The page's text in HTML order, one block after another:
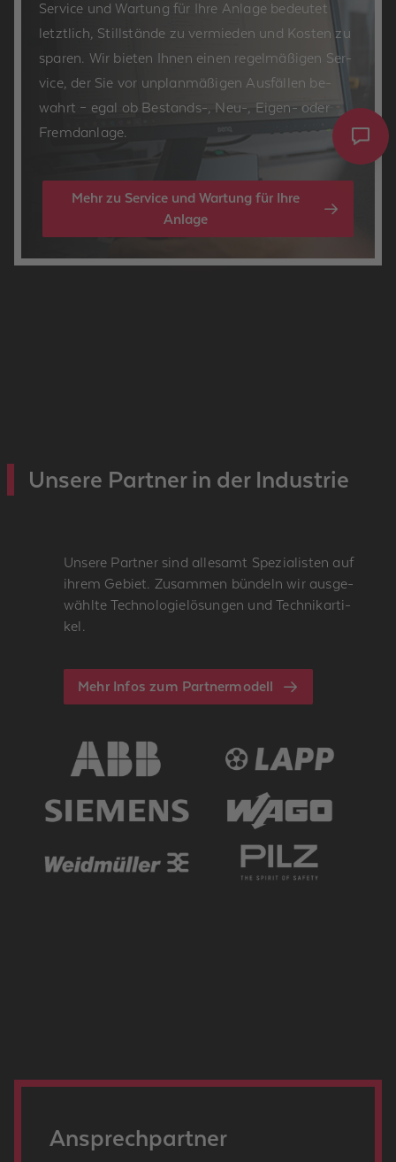
Ser­vice und War­tung für Ihre An­la­ge be­deu­tet
letzt­lich, Still­stän­de zu ver­mie­den und Kos­ten zu
spa­ren. Wir bie­ten Ihnen einen re­gel­mä­ßi­gen Ser­
vice, der Sie vor un­plan­mä­ßi­gen Aus­fäl­len be­
wahrt – egal ob Be­stands-, Neu-, Eigen- oder
Fremd­an­la­ge.
Mehr zu Service und Wartung für Ihre
Anlage
Un­se­re Part­ner in der In­dus­trie
Un­se­re Part­ner sind al­le­samt Spe­zia­lis­ten auf
ihrem Ge­biet. Zu­sam­men bün­deln wir aus­ge­
wähl­te Tech­no­lo­gie­lö­sun­gen und Tech­nik­ar­ti­
kel.
Mehr Infos zum Part­ner­mo­dell
An­sprech­part­ner